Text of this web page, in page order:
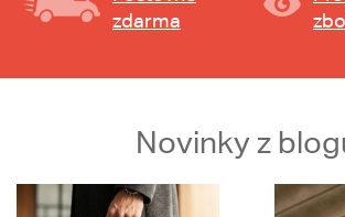
zdarma
Novinky z